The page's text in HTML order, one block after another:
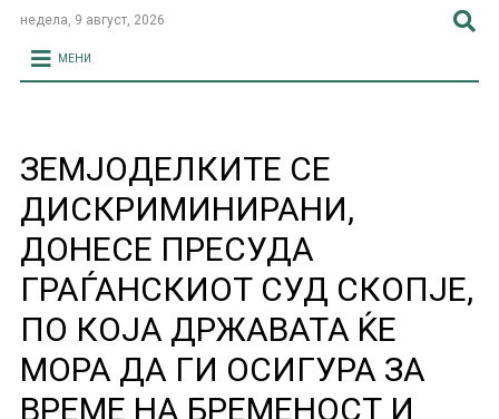
недела, 9 август, 2026
МЕНИ
ЗЕМЈОДЕЛКИТЕ СЕ
ДИСКРИМИНИРАНИ,
ДОНЕСЕ ПРЕСУДА
ГРАЃАНСКИОТ СУД СКОПЈЕ,
ПО КОЈА ДРЖАВАТА ЌЕ
МОРА ДА ГИ ОСИГУРА ЗА
ВРЕМЕ НА БРЕМЕНОСТ И